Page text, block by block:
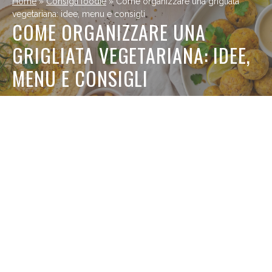
vegetariana: idee, menu e consigli
COME ORGANIZZARE UNA
GRIGLIATA VEGETARIANA: IDEE,
MENU E CONSIGLI